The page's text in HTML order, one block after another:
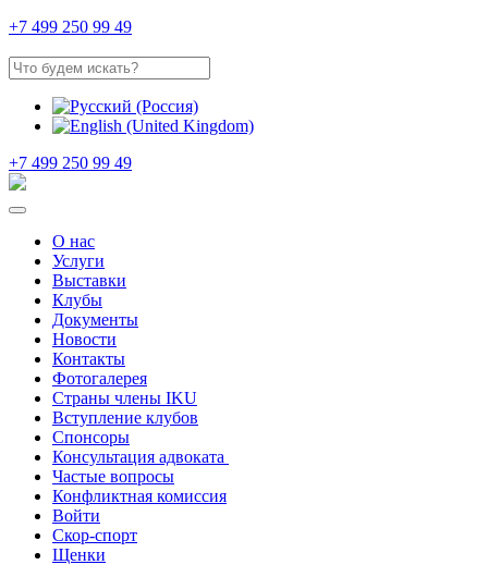
+7 499 250 99 49
+7 499 250 99 49
О нас
Услуги
Выставки
Клубы
Документы
Новости
Контакты
Фотогалерея
Страны члены IKU
Вступление клубов​
Спонсоры
Консультация адвоката ​
Частые вопросы
Конфликтная комиссия
Войти
Скор-спорт
Щенки